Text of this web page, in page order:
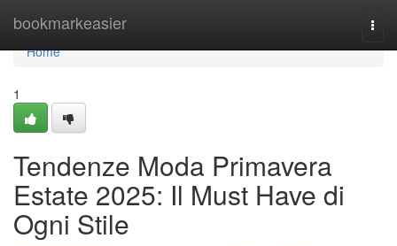
bookmarkeasier
Home
Home
1
Tendenze Moda Primavera
Estate 2025: Il Must Have di
Ogni Stile